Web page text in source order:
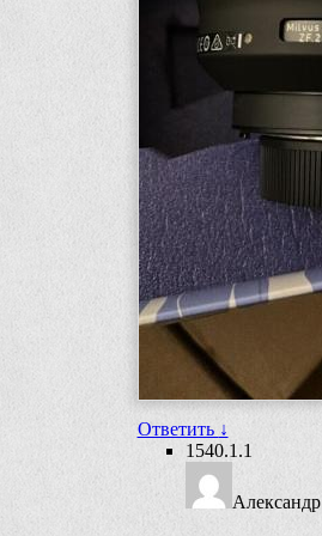
Ответить ↓
1540.1.1
Александр